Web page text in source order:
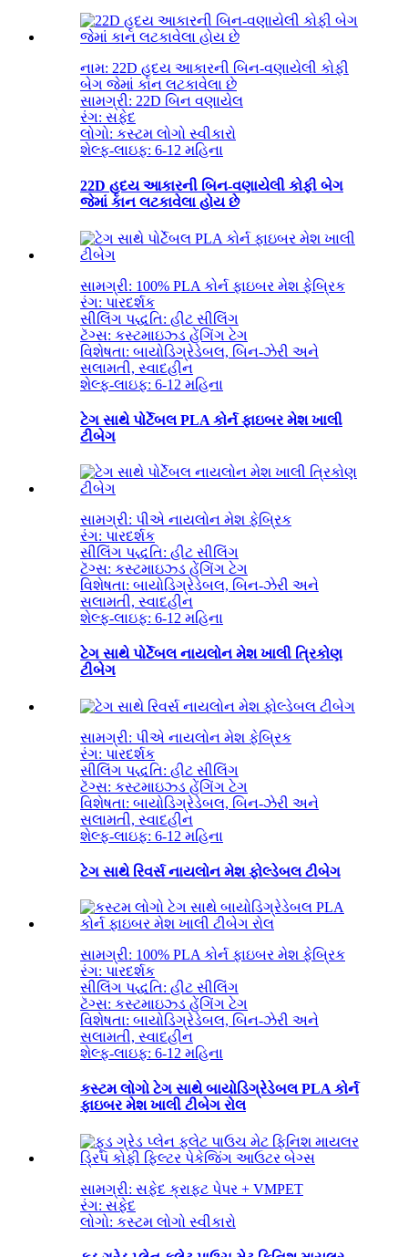
નામ: 22D હૃદય આકારની બિન-વણાયેલી કોફી
બેગ જેમાં કાન લટકાવેલા છે
સામગ્રી: 22D બિન વણાયેલ
રંગ: સફેદ
લોગો: કસ્ટમ લોગો સ્વીકારો
શેલ્ફ-લાઇફ: 6-12 મહિના
22D હૃદય આકારની બિન-વણાયેલી કોફી બેગ
જેમાં કાન લટકાવેલા હોય છે
સામગ્રી: 100% PLA કોર્ન ફાઇબર મેશ ફેબ્રિક
રંગ: પારદર્શક
સીલિંગ પદ્ધતિ: હીટ સીલિંગ
ટૅગ્સ: કસ્ટમાઇઝ્ડ હેંગિંગ ટેગ
વિશેષતા: બાયોડિગ્રેડેબલ, બિન-ઝેરી અને
સલામતી, સ્વાદહીન
શેલ્ફ-લાઇફ: 6-12 મહિના
ટેગ સાથે પોર્ટેબલ PLA કોર્ન ફાઇબર મેશ ખાલી
ટીબેગ
સામગ્રી: પીએ નાયલોન મેશ ફેબ્રિક
રંગ: પારદર્શક
સીલિંગ પદ્ધતિ: હીટ સીલિંગ
ટૅગ્સ: કસ્ટમાઇઝ્ડ હેંગિંગ ટેગ
વિશેષતા: બાયોડિગ્રેડેબલ, બિન-ઝેરી અને
સલામતી, સ્વાદહીન
શેલ્ફ-લાઇફ: 6-12 મહિના
ટેગ સાથે પોર્ટેબલ નાયલોન મેશ ખાલી ત્રિકોણ
ટીબેગ
સામગ્રી: પીએ નાયલોન મેશ ફેબ્રિક
રંગ: પારદર્શક
સીલિંગ પદ્ધતિ: હીટ સીલિંગ
ટૅગ્સ: કસ્ટમાઇઝ્ડ હેંગિંગ ટેગ
વિશેષતા: બાયોડિગ્રેડેબલ, બિન-ઝેરી અને
સલામતી, સ્વાદહીન
શેલ્ફ-લાઇફ: 6-12 મહિના
ટેગ સાથે રિવર્સ નાયલોન મેશ ફોલ્ડેબલ ટીબેગ
સામગ્રી: 100% PLA કોર્ન ફાઇબર મેશ ફેબ્રિક
રંગ: પારદર્શક
સીલિંગ પદ્ધતિ: હીટ સીલિંગ
ટૅગ્સ: કસ્ટમાઇઝ્ડ હેંગિંગ ટેગ
વિશેષતા: બાયોડિગ્રેડેબલ, બિન-ઝેરી અને
સલામતી, સ્વાદહીન
શેલ્ફ-લાઇફ: 6-12 મહિના
કસ્ટમ લોગો ટેગ સાથે બાયોડિગ્રેડેબલ PLA કોર્ન
ફાઇબર મેશ ખાલી ટીબેગ રોલ
સામગ્રી: સફેદ ક્રાફ્ટ પેપર + VMPET
રંગ: સફેદ
લોગો: કસ્ટમ લોગો સ્વીકારો